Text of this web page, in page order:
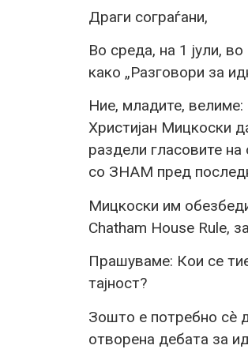
Драги сограѓани,
Во среда, на 1 јули,
како „Разговори за
Ние, младите,
Христијан Мицкоски
раздели гласовите
со ЗНАМ пред
Мицкоски им
Chatham House Rule,
Прашуваме: Кои се
тајност?
Зошто е потребно сè
отворена дебата за